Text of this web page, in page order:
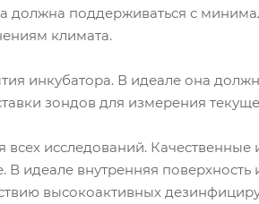
должна поддерживаться с
климата.
инкубатора. В идеале она
зондов для измерения
исследований.
идеале внутренняя
высокоактивных